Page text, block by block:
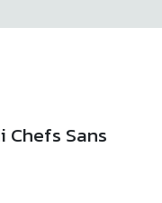
Chefs Sans